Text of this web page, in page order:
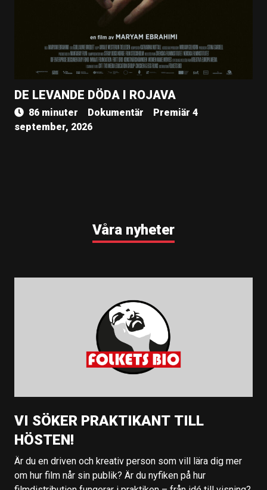
DE LEVANDE DÖDA I ROJAVA
86 minuter Dokumentär
Premiär 4
september, 2026
Våra nyheter
VI SÖKER PRAKTIKANT TILL
HÖSTEN!
Är du en driven och kreativ person som vill lära dig mer
om hur film når sin publik? Är du nyfiken på hur